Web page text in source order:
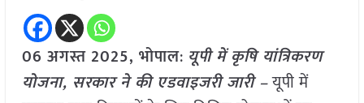
06 अगस्त 2025, भोपाल: यूपी में कृषि यांत्रिकरण
योजना, सरकार ने की एडवाइजरी जारी –यूपी में